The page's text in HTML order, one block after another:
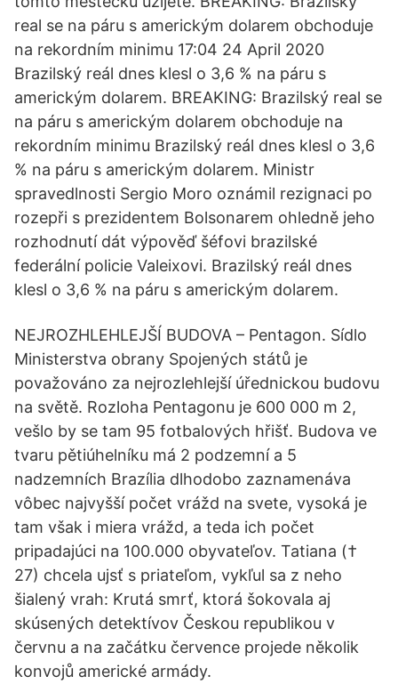
real se na páru s americkým dolarem obchoduje
na rekordním minimu 17:04 24 April 2020
Brazilský reál dnes klesl o 3,6 % na páru s
americkým dolarem. BREAKING: Brazilský real se
na páru s americkým dolarem obchoduje na
rekordním minimu Brazilský reál dnes klesl o 3,6
% na páru s americkým dolarem. Ministr
spravedlnosti Sergio Moro oznámil rezignaci po
rozepři s prezidentem Bolsonarem ohledně jeho
rozhodnutí dát výpověď šéfovi brazilské
federální policie Valeixovi. Brazilský reál dnes
klesl o 3,6 % na páru s americkým dolarem.
NEJROZHLEHLEJŠÍ BUDOVA – Pentagon. Sídlo
Ministerstva obrany Spojených států je
považováno za nejrozlehlejší úřednickou budovu
na světě. Rozloha Pentagonu je 600 000 m 2,
vešlo by se tam 95 fotbalových hřišť. Budova ve
tvaru pětiúhelníku má 2 podzemní a 5
nadzemních Brazília dlhodobo zaznamenáva
vôbec najvyšší počet vrážd na svete, vysoká je
tam však i miera vrážd, a teda ich počet
pripadajúci na 100.000 obyvateľov. Tatiana (†
27) chcela ujsť s priateľom, vykľul sa z neho
šialený vrah: Krutá smrť, ktorá šokovala aj
skúsených detektívov Českou republikou v
červnu a na začátku července projede několik
konvojů americké armády.